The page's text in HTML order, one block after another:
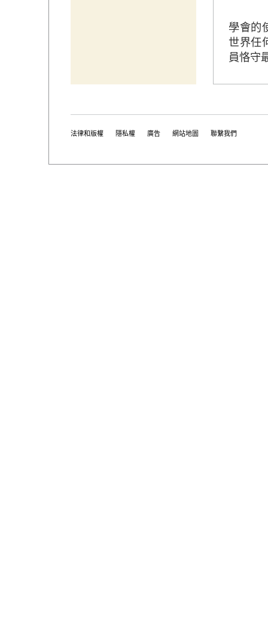
學會的
世界任
員恪守
法律和版權 隱私權 廣告 網站地圖 聯繫我們